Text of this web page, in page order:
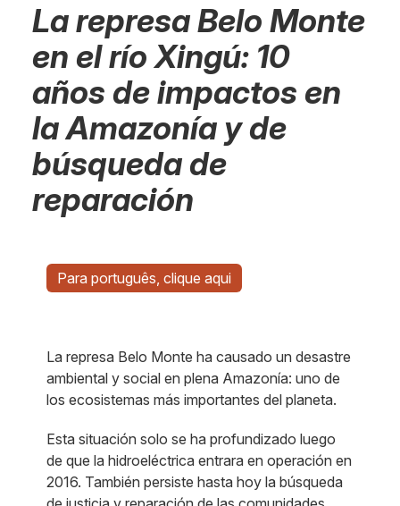
La represa Belo Monte
en el río Xingú: 10
años de impactos en
la Amazonía y de
búsqueda de
reparación
Para português, clique aqui
La represa Belo Monte ha causado un desastre
ambiental y social en plena Amazonía: uno de
los ecosistemas más importantes del planeta.
Esta situación solo se ha profundizado luego
de que la hidroeléctrica entrara en operación en
2016. También persiste hasta hoy la búsqueda